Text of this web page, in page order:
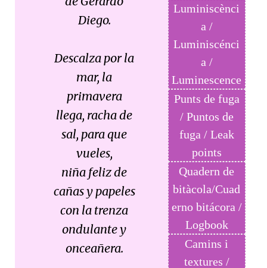
Diego.
Descalza por la
mar, la
primavera
llega, racha de
sal, para que
vueles,
niña feliz de
cañas y papeles
con la trenza
ondulante y
onceañera.
Luminiscènci
a /
Luminiscénci
a /
Luminescence
Punts de fuga
/ Puntos de
fuga / Leak
points
Quadern de
bitàcola/Cuad
erno bitácora /
Logbook
Camins i
textures /